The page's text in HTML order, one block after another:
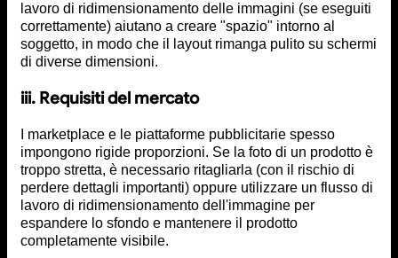
lavoro di ridimensionamento delle immagini (se eseguiti
correttamente) aiutano a creare "spazio" intorno al
soggetto, in modo che il layout rimanga pulito su schermi
di diverse dimensioni.
iii. Requisiti del mercato
I marketplace e le piattaforme pubblicitarie spesso
impongono rigide proporzioni. Se la foto di un prodotto è
troppo stretta, è necessario ritagliarla (con il rischio di
perdere dettagli importanti) oppure utilizzare un flusso di
lavoro di ridimensionamento dell'immagine per
espandere lo sfondo e mantenere il prodotto
completamente visibile.